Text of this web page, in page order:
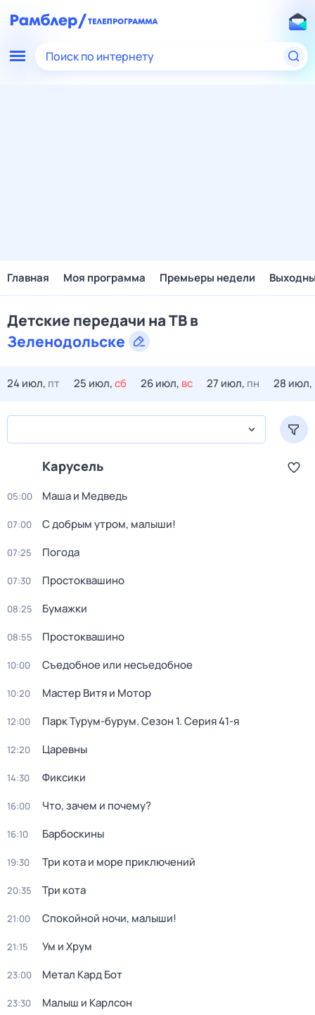
Поиск по интернету
Главная Моя программа Премьеры недели
Детские передачи на ТВ в
Зеленодольске
24 июл, пт 25 июл,сб 26 июл, вс 27 июл, пн 28 июл,
Карусель
05:00 Маша и Медведь
07:00 С добрым утром, малыши!
07:25 Погода
07:30 Простоквашино
08:25 Бумажки
08:55 Простоквашино
10:00 Съедобное или несъедобное
10:20 Мастер Витя и Мотор
12:00 Парк Турум-бурум. Сезон 1. Серия 41-я
12:20 Царевны
14:30 Фиксики
16:00 Что, зачем и почему?
16:10 Барбоскины
19:30 Три кота и море приключений
20:35 Три кота
21:00 Спокойной ночи, малыши!
21:15 Ум и Хрум
23:00 Метал Кард Бот
23:30 Малыш и Карлсон